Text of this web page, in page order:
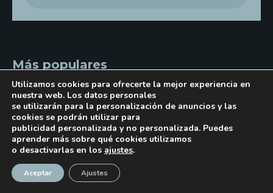
Más populares
Plan de choque de 15 millones...
El Gobierno anuncia la puesta en marcha el plan de
choq...
¡Suscríbase!
Utilizamos cookies para ofrecerte la mejor experiencia en
nuestra web. Los datos personales
se utilizarán para la personalización de anuncios y las
cookies se podrán utilizar para
publicidad personalizada y no personalizada. Puedes
aprender más sobre qué cookies utilizamos
o desactivarlas en los ajustes.
Aceptar Ajustes